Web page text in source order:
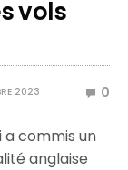
vols
2023 0
a commis un
anglaise